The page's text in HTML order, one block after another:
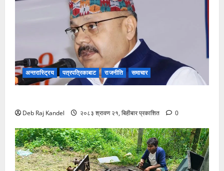
अन्तरास्ट्रिय पत्रपत्रिकाबाट राजनीति समाचार
Deb Raj Kandel २०८३ श्रावण २१, बिहीबार प्रकाशित 0